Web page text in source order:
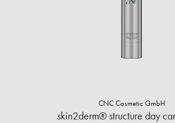
CNC Cosmetic GmbH
skin2derm® structure day